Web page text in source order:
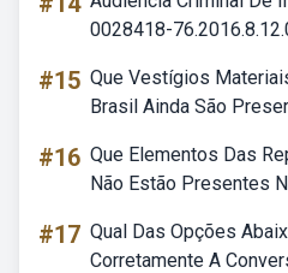
0028418-
#15 Que Vestígios
Brasil Ainda São
#16 Que Elementos Das
Não Estão Presentes
#17 Qual Das Opções
Corretamente A